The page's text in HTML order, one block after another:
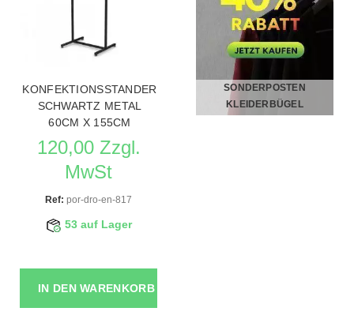
KONFEKTIONSSTANDER
SCHWARTZ METAL
60CM X 155CM
120,00 Zzgl.
MwSt
Ref: por-dro-en-817
53 auf Lager
IN DEN WARENKORB
SONDERPOSTEN
KLEIDERBÜGEL